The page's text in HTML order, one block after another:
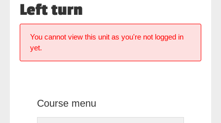
Left turn
You cannot view this unit as you're not logged in
yet.
Course menu